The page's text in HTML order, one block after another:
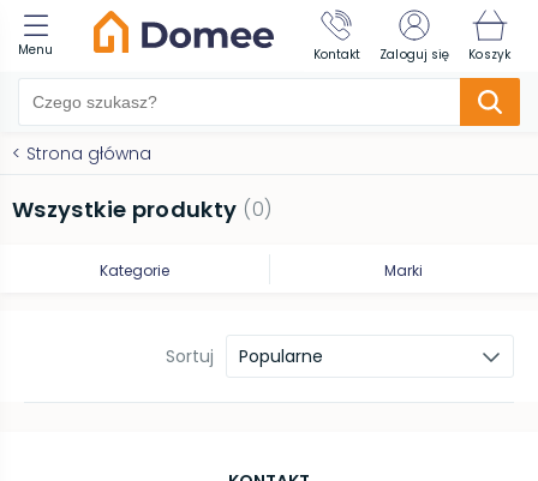
Menu Kontakt Zaloguj się Koszyk
< Strona główna
Wszystkie produkty (0)
Kategorie Marki
Sortuj Popularne